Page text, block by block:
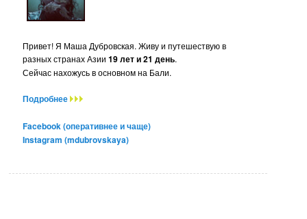
Привет! Я Маша Дубровская. Живу и путешествую в
разных странах Азии19 лет и 21 день.
Сейчас нахожусь в основном на Бали.
Подробнее
Facebook (оперативнее и чаще)
Instagram (mdubrovskaya)